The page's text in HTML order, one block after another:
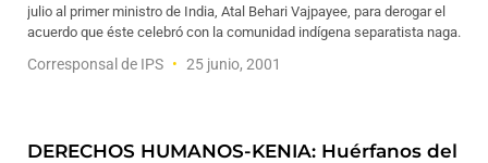
julio al primer ministro de India, Atal Behari Vajpayee, para derogar el
acuerdo que éste celebró con la comunidad indígena separatista naga.
Corresponsal de IPS 25 junio, 2001
DERECHOS HUMANOS-KENIA: Huérfanos del